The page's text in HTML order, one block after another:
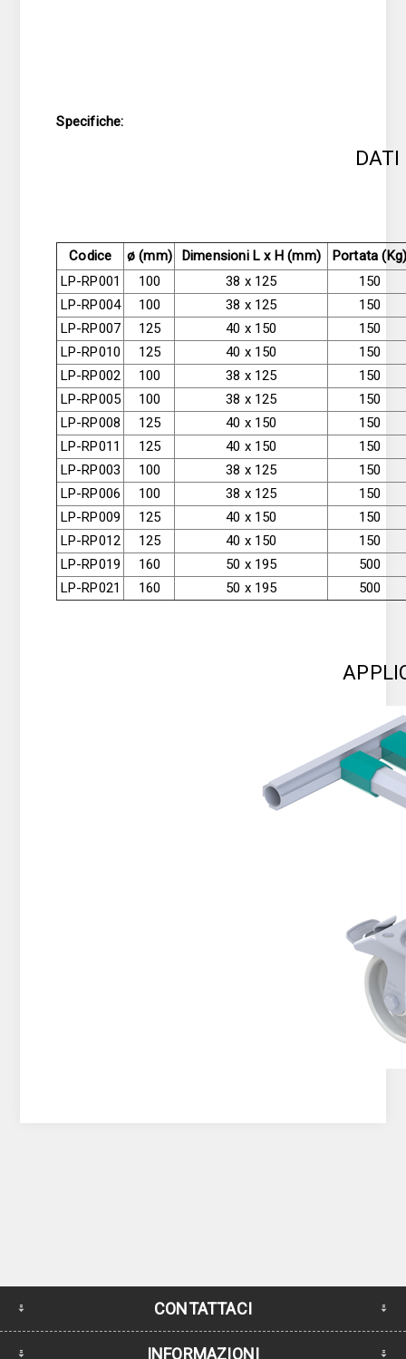
Specifiche:
DATI
Codice ø (mm) Dimensioni L x H (mm)
Portata
LP-RP001
100 38 x 125
150
LP-RP004
100 38 x 125
150
LP-RP007
125 40 x 150
150
LP-RP010
125 40 x 150
150
LP-RP002
100 38 x 125
150
LP-RP005
100 38 x 125
150
LP-RP008
125 40 x 150
150
LP-RP011
125 40 x 150
150
LP-RP003
100 38 x 125
150
LP-RP006
100 38 x 125
150
LP-RP009
125 40 x 150
150
LP-RP012
125 40 x 150
150
LP-RP019
160 50 x 195
500
LP-RP021
160 50 x 195 500
CONTATTACI
INFORMAZIONI